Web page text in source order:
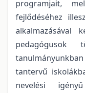
programjait,
fejlődéséhez
alkalmazásával
tantervű
nevelési